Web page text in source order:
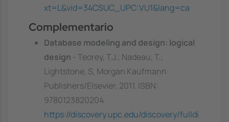
xt=L&vid=34CSUC_UPC:VU1&lang=ca
Complementario
Database modeling and design: logical
design
- Teorey, T.J.; Nadeau, T.;
Lightstone, S, Morgan Kaufmann
Publishers/Elsevier, 2011. ISBN:
9780123820204
https://discovery.upc.edu/discovery/fulldi